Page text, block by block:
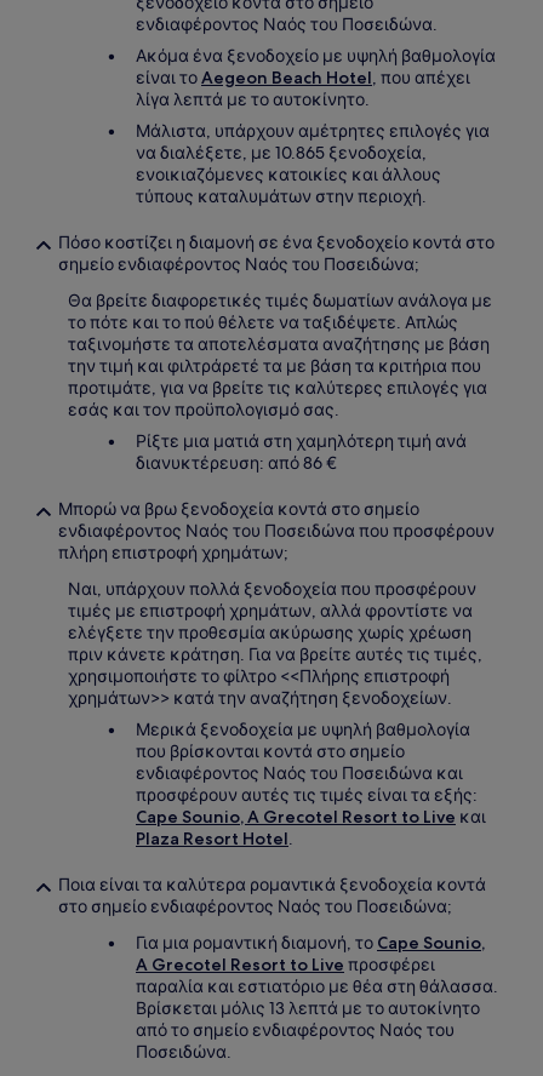
ενδιαφέροντος Ναός του Ποσειδώνα.
Ακόμα ένα ξενοδοχείο με υψηλή βαθμολογία
είναι τοAegeon Beach Hotel, που απέχει
λίγα λεπτά με το αυτοκίνητο.
Μάλιστα, υπάρχουν αμέτρητες επιλογές για
να διαλέξετε, με 10.865 ξενοδοχεία,
ενοικιαζόμενες κατοικίες και άλλους
τύπους καταλυμάτων στην περιοχή.
Πόσο κοστίζει η διαμονή σε ένα ξενοδοχείο κοντά στο
σημείο ενδιαφέροντος Ναός του Ποσειδώνα;
Θα βρείτε διαφορετικές τιμές δωματίων ανάλογα με
το πότε και το πού θέλετε να ταξιδέψετε. Απλώς
ταξινομήστε τα αποτελέσματα αναζήτησης με βάση
την τιμή και φιλτράρετέ τα με βάση τα κριτήρια που
προτιμάτε, για να βρείτε τις καλύτερες επιλογές για
εσάς και τον προϋπολογισμό σας.
Ρίξτε μια ματιά στη χαμηλότερη τιμή ανά
διανυκτέρευση: από 86 €
Μπορώ να βρω ξενοδοχεία κοντά στο σημείο
ενδιαφέροντος Ναός του Ποσειδώνα που προσφέρουν
πλήρη επιστροφή χρημάτων;
Ναι, υπάρχουν πολλά ξενοδοχεία που προσφέρουν
τιμές με επιστροφή χρημάτων, αλλά φροντίστε να
ελέγξετε την προθεσμία ακύρωσης χωρίς χρέωση
πριν κάνετε κράτηση. Για να βρείτε αυτές τις τιμές,
χρησιμοποιήστε το φίλτρο <<Πλήρης επιστροφή
χρημάτων>> κατά την αναζήτηση ξενοδοχείων.
Μερικά ξενοδοχεία με υψηλή βαθμολογία
που βρίσκονται κοντά στο σημείο
ενδιαφέροντος Ναός του Ποσειδώνα και
προσφέρουν αυτές τις τιμές είναι τα εξής:
Cape Sounio, A Grecotel Resort to Live και
Plaza Resort Hotel.
Ποια είναι τα καλύτερα ρομαντικά ξενοδοχεία κοντά
στο σημείο ενδιαφέροντος Ναός του Ποσειδώνα;
Για μια ρομαντική διαμονή, το Cape Sounio,
A Grecotel Resort to Live προσφέρει
παραλία και εστιατόριο με θέα στη θάλασσα.
Βρίσκεται μόλις 13 λεπτά με το αυτοκίνητο
από το σημείο ενδιαφέροντος Ναός του
Ποσειδώνα.